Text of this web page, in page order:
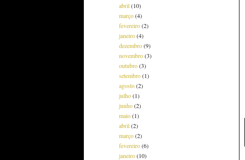
abril(10)
março(4)
fevereiro(2)
janeiro(4)
dezembro(9)
novembro(3)
outubro(3)
setembro(1)
agosto(2)
julho(1)
junho(2)
maio(1)
abril(2)
março(2)
fevereiro(6)
janeiro(10)